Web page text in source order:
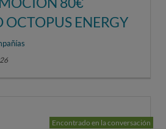
OCTOPUS ENERGY
Encontrado en la conversación